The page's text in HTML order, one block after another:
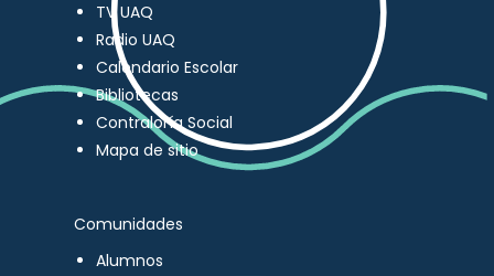
TV UAQ
Radio UAQ
Calendario Escolar
Bibliotecas
Contraloría Social
Mapa de sitio
Comunidades
Alumnos